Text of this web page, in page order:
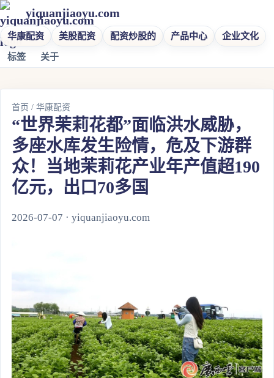
yiquanjiaoyu.com
华康配资 美股配资 配资炒股的 产品中心 企业文化
标签 关于
首页 / 华康配资
“世界茉莉花都”面临洪水威胁，
多座水库发生险情，危及下游群
众！当地茉莉花产业年产值超190
亿元，出口70多国
2026-07-07 · yiquanjiaoyu.com